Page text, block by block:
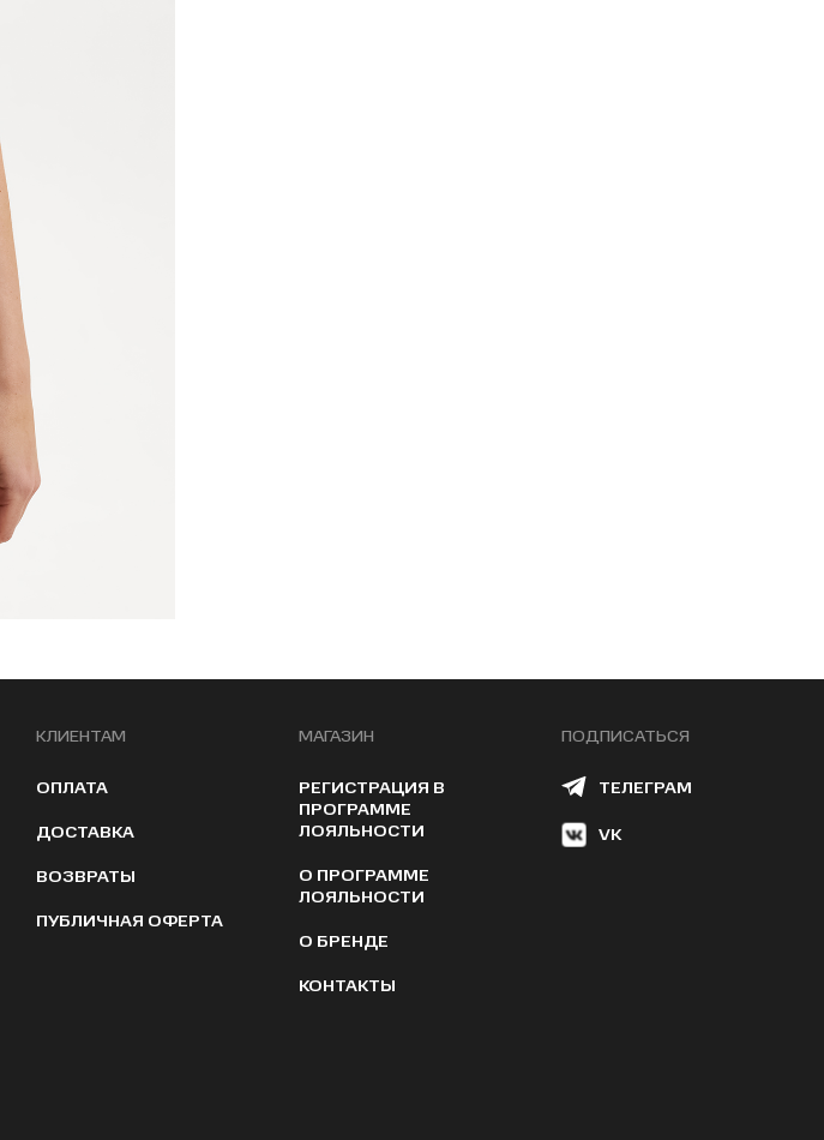
КЛИЕНТАМ
ОПЛАТА
ДОСТАВКА
ВОЗВРАТЫ
ПУБЛИЧНАЯ ОФЕРТА
МАГАЗИН
РЕГИСТРАЦИЯ В
ПРОГРАММЕ
ЛОЯЛЬНОСТИ
О ПРОГРАММЕ
ЛОЯЛЬНОСТИ
О БРЕНДЕ
КОНТАКТЫ
ПОДПИСАТЬСЯ
ТЕЛЕГРАМ
VK